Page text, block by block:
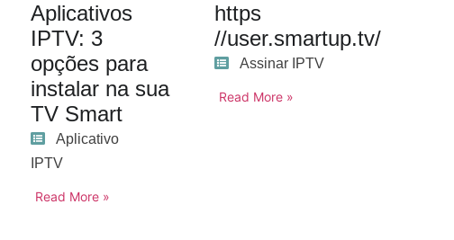
Aplicativos
IPTV: 3
opções para
instalar na sua
TV Smart
Aplicativo
IPTV
Read More »
https
//user.smartup.tv/
Assinar IPTV
Read More »